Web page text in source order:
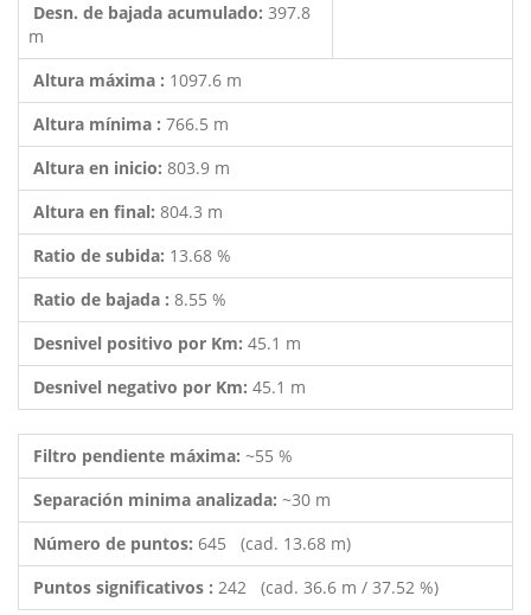
Desn. de bajada acumulado: 397.8
m
Altura máxima : 1097.6 m
Altura mínima : 766.5 m
Altura en inicio: 803.9 m
Altura en final: 804.3 m
Ratio de subida: 13.68 %
Ratio de bajada : 8.55 %
Desnivel positivo por Km: 45.1 m
Desnivel negativo por Km: 45.1 m
Filtro pendiente máxima: ~55 %
Separación minima analizada: ~30 m
Número de puntos: 645 (cad. 13.68 m)
Puntos significativos : 242 (cad. 36.6 m / 37.52 %)